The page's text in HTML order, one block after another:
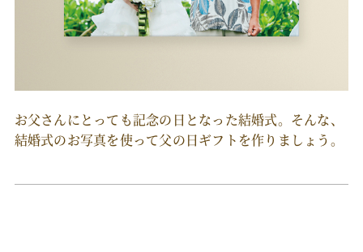
お父さんにとっても記念の日となった結婚式。そんな、
結婚式のお写真を使って父の日ギフトを作りましょう。